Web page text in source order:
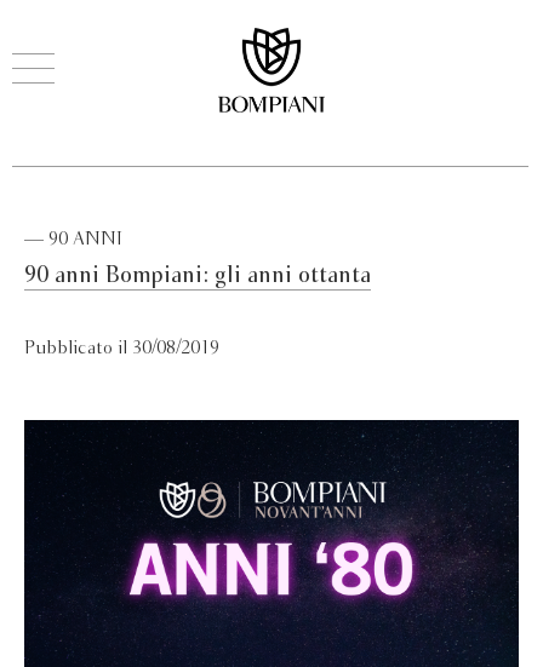
— 90 ANNI
90 anni Bompiani: gli anni ottanta
Pubblicato il 30/08/2019